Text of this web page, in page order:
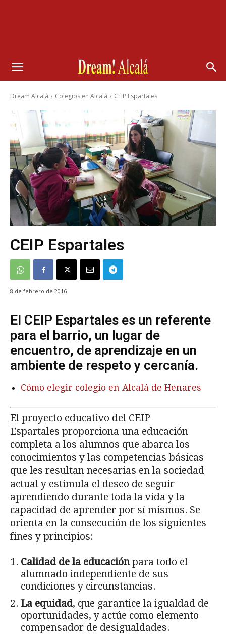
Dream Alcalá Colegios en Alcalá CEIP Espartales
CEIP Espartales
8 de febrero de 2016
El CEIP Espartales es un referente
para el barrio, un lugar de
encuentro, de aprendizaje en un
ambiente de respeto y cercanía.
Cómo elegir colegio en Alcalá de Henares
El proyecto educativo del CEIP
Espartales proporciona una educación
completa a los alumnos que abarca los
conocimientos y las competencias básicas
que les resultan necesarias en la sociedad
actual y estimula el deseo de seguir
aprendiendo durante toda la vida y la
capacidad de aprender por sí mismos. Se
orienta en la consecución de los siguientes
fines y principios:
Calidad de la educaciónpara todo el
alumnado independiente de sus
condiciones y circunstancias.
La equidad, que garantice la igualdad de
oportunidades, y actúe como elemento
compensador de desigualdades.